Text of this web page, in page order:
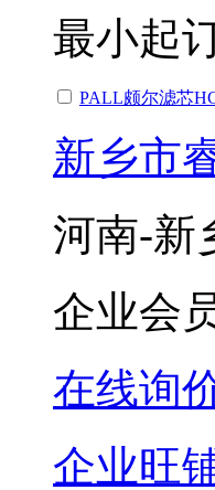
最小起
PALL颇尔滤芯
新乡市
河南-新
企业会
在线询
企业旺